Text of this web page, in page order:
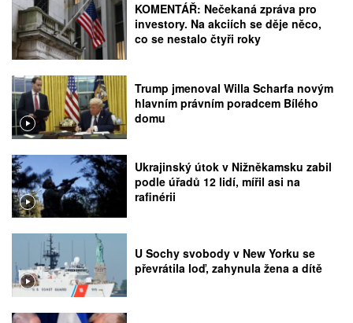
KOMENTÁŘ: Nečekaná zpráva pro
investory. Na akciích se děje něco,
co se nestalo čtyři roky
Trump jmenoval Willa Scharfa novým
hlavním právním poradcem Bílého
domu
Ukrajinský útok v Nižněkamsku zabil
podle úřadů 12 lidí, mířil asi na
rafinérii
U Sochy svobody v New Yorku se
převrátila loď, zahynula žena a dítě